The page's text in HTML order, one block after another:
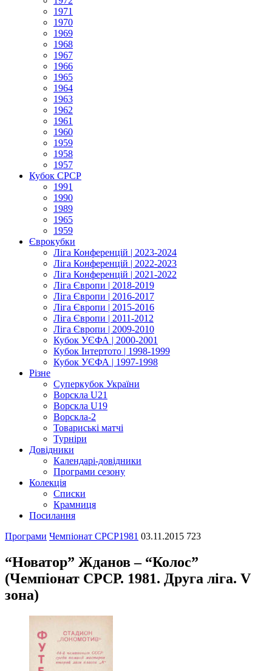
1971
1970
1969
1968
1967
1966
1965
1964
1963
1962
1961
1960
1959
1958
1957
Кубок СРСР
1991
1990
1989
1965
1959
Єврокубки
Ліга Конференцій | 2023-2024
Ліга Конференцій | 2022-2023
Ліга Конференцій | 2021-2022
Ліга Європи | 2018-2019
Ліга Європи | 2016-2017
Ліга Європи | 2015-2016
Ліга Європи | 2011-2012
Ліга Європи | 2009-2010
Кубок УЄФА | 2000-2001
Кубок Інтертото | 1998-1999
Кубок УЄФА | 1997-1998
Різне
Суперкубок України
Ворскла U21
Ворскла U19
Ворскла-2
Товариські матчі
Турніри
Довідники
Календарі-довідники
Програми сезону
Колекція
Списки
Крамниця
Посилання
Програми Чемпіонат СРСР1981 03.11.2015 723
“Новатор” Жданов – “Колос”
(Чемпіонат СРСР. 1981. Друга ліга. V
зона)